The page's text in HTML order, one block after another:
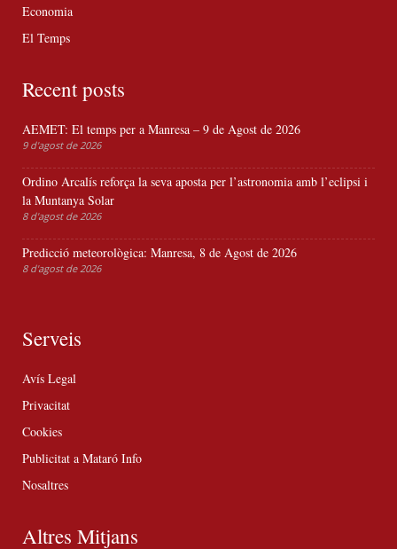
Economia
El Temps
Recent posts
AEMET: El temps per a Manresa – 9 de Agost de 2026
9 d'agost de 2026
Ordino Arcalís reforça la seva aposta per l’astronomia amb l’eclipsi i
la Muntanya Solar
8 d'agost de 2026
Predicció meteorològica: Manresa, 8 de Agost de 2026
8 d'agost de 2026
Serveis
Avís Legal
Privacitat
Cookies
Publicitat a Mataró Info
Nosaltres
Altres Mitjans